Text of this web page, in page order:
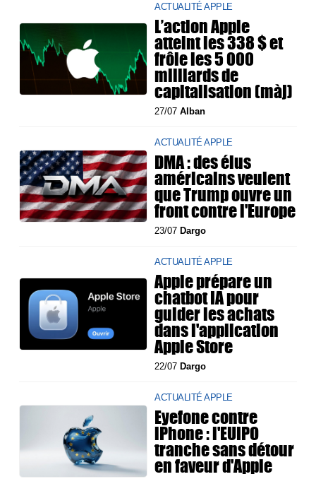
ACTUALITÉ APPLE
L’action Apple
atteint les 338 $ et
frôle les 5 000
milliards de
capitalisation (màj)
27/07Alban
ACTUALITÉ APPLE
DMA : des élus
américains veulent
que Trump ouvre un
front contre l'Europe
23/07 Dargo
ACTUALITÉ APPLE
Apple prépare un
chatbot IA pour
guider les achats
dans l'application
Apple Store
22/07 Dargo
ACTUALITÉ APPLE
Eyefone contre
iPhone : l'EUIPO
tranche sans détour
en faveur d'Apple